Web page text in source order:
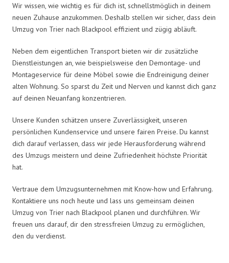
Wir wissen, wie wichtig es für dich ist, schnellstmöglich in deinem
neuen Zuhause anzukommen. Deshalb stellen wir sicher, dass dein
Umzug von Trier nach Blackpool effizient und zügig abläuft.
Neben dem eigentlichen Transport bieten wir dir zusätzliche
Dienstleistungen an, wie beispielsweise den Demontage- und
Montageservice für deine Möbel sowie die Endreinigung deiner
alten Wohnung. So sparst du Zeit und Nerven und kannst dich ganz
auf deinen Neuanfang konzentrieren.
Unsere Kunden schätzen unsere Zuverlässigkeit, unseren
persönlichen Kundenservice und unsere fairen Preise. Du kannst
dich darauf verlassen, dass wir jede Herausforderung während
des Umzugs meistern und deine Zufriedenheit höchste Priorität
hat.
Vertraue dem Umzugsunternehmen mit Know-how und Erfahrung.
Kontaktiere uns noch heute und lass uns gemeinsam deinen
Umzug von Trier nach Blackpool planen und durchführen. Wir
freuen uns darauf, dir den stressfreien Umzug zu ermöglichen,
den du verdienst.